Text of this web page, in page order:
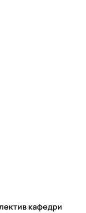
кафедри